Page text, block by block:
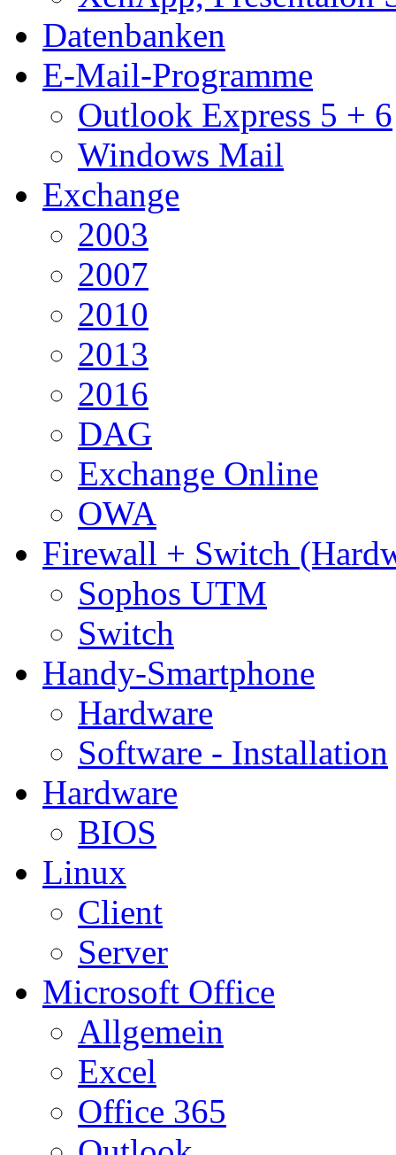
Datenbanken
E-Mail-Programme
Outlook Express 5 + 6
Windows Mail
Exchange
2003
2007
2010
2013
2016
DAG
Exchange Online
OWA
Firewall + Switch
Sophos UTM
Switch
Handy-Smartphone
Hardware
Software - Installation
Hardware
BIOS
Linux
Client
Server
Microsoft Office
Allgemein
Excel
Office 365